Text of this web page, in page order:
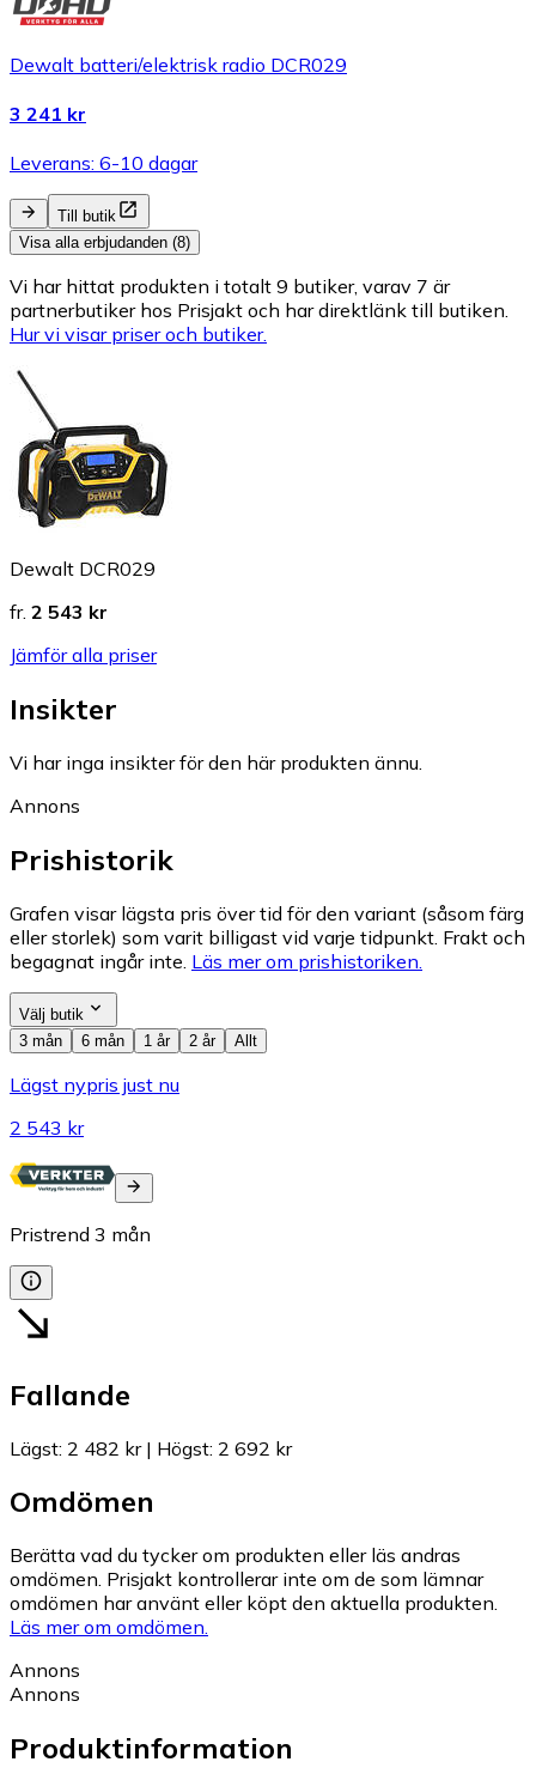
Dewalt batteri/elektrisk radio DCR029
3 241 kr
Leverans: 6-10 dagar
Till butik
Visa alla erbjudanden (8)
Vi har hittat produkten i totalt 9 butiker, varav 7 är
partnerbutiker hos Prisjakt och har direktlänk till butiken.
Hur vi visar priser och butiker.
Dewalt DCR029
fr. 2 543 kr
Jämför alla priser
Insikter
Vi har inga insikter för den här produkten ännu.
Annons
Prishistorik
Grafen visar lägsta pris över tid för den variant (såsom färg
eller storlek) som varit billigast vid varje tidpunkt. Frakt och
begagnat ingår inte. Läs mer om prishistoriken.
Välj butik
3 mån
6 mån 1 år 2 år Allt
Lägst nypris just nu
2 543 kr
Pristrend 3 mån
Fallande
Lägst: 2 482 kr| Högst: 2 692 kr
Omdömen
Berätta vad du tycker om produkten eller läs andras
omdömen. Prisjakt kontrollerar inte om de som lämnar
omdömen har använt eller köpt den aktuella produkten.
Läs mer om omdömen.
Annons
Annons
Produktinformation